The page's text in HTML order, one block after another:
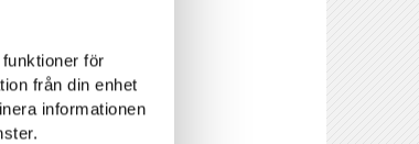
för
från din enhet
informationen
Junis.
ska bli